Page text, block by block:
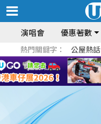
演唱會 優惠著數
熱門關鍵字： 公屋熱話